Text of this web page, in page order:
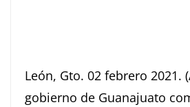
León, Gto. 02 febrero 2021.
gobierno de Guanajuato